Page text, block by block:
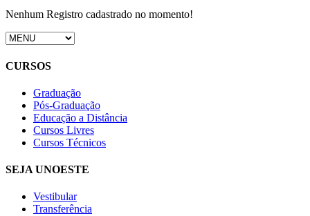
Nenhum Registro cadastrado no momento!
CURSOS
Graduação
Pós-Graduação
Educação a Distância
Cursos Livres
Cursos Técnicos
SEJA UNOESTE
Vestibular
Transferência